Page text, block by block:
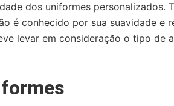
dos uniformes personalizados.
é conhecido por sua suavidade e
levar em consideração o tipo de